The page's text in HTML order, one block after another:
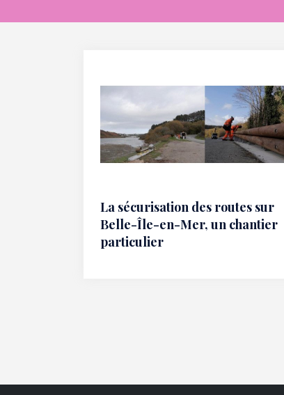
La sécurisation des routes sur
Belle-Île-en-Mer, un chantier
particulier